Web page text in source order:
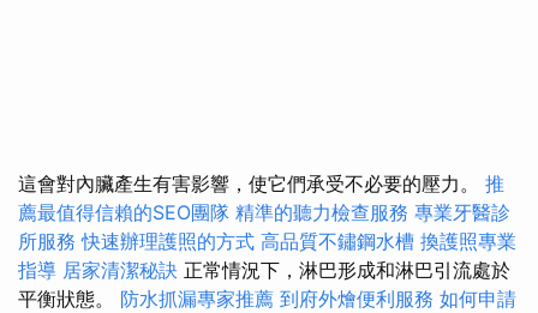
這會對內臟產生有害影響，使它們承受不必要的壓力。 推
薦最值得信賴的SEO團隊 精準的聽力檢查服務 專業牙醫診
所服務 快速辦理護照的方式 高品質不鏽鋼水槽 換護照專業
指導 居家清潔秘訣 正常情況下，淋巴形成和淋巴引流處於
平衡狀態。 防水抓漏專家推薦 到府外燴便利服務 如何申請